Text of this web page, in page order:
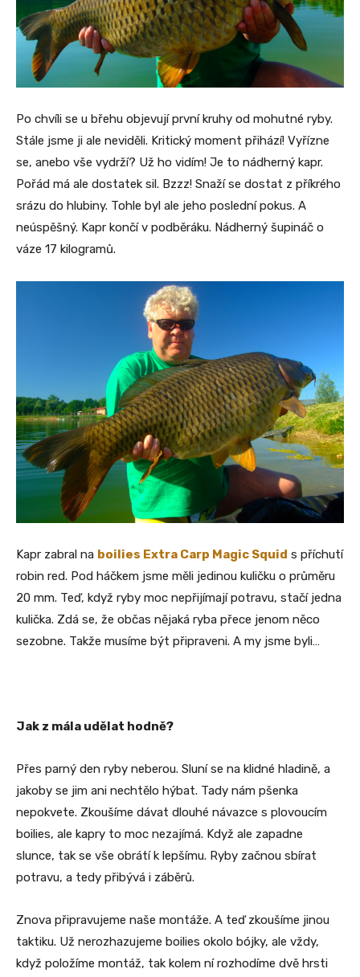
Po chvíli se u břehu objevují první kruhy od mohutné ryby.
Stále jsme ji ale neviděli. Kritický moment přihází! Vyřízne
se, anebo vše vydrží? Už ho vidím! Je to nádherný kapr.
Pořád má ale dostatek sil. Bzzz! Snaží se dostat z příkrého
srázu do hlubiny. Tohle byl ale jeho poslední pokus. A
neúspěšný. Kapr končí v podběráku. Nádherný šupináč o
váze 17 kilogramů.
Kapr zabral na boilies Extra Carp Magic Squid s příchutí
robin red. Pod háčkem jsme měli jedinou kuličku o průměru
20 mm. Teď, když ryby moc nepřijímají potravu, stačí jedna
kulička. Zdá se, že občas nějaká ryba přece jenom něco
sezobne. Takže musíme být připraveni. A my jsme byli…
Jak z mála udělat hodně?
Přes parný den ryby neberou. Sluní se na klidné hladině, a
jakoby se jim ani nechtělo hýbat. Tady nám pšenka
nepokvete. Zkoušíme dávat dlouhé návazce s plovoucím
boilies, ale kapry to moc nezajímá. Když ale zapadne
slunce, tak se vše obrátí k lepšímu. Ryby začnou sbírat
potravu, a tedy přibývá i záběrů.
Znova připravujeme naše montáže. A teď zkoušíme jinou
taktiku. Už nerozhazujeme boilies okolo bójky, ale vždy,
když položíme montáž, tak kolem ní rozhodíme dvě hrsti